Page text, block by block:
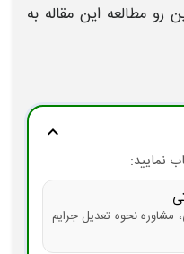
رو مطالعه این مقاله به
expand_more
نمایید:
مشاوره نحوه تعدیل جرایم